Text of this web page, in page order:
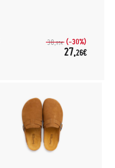
38,95€ (-30%)
27,26€